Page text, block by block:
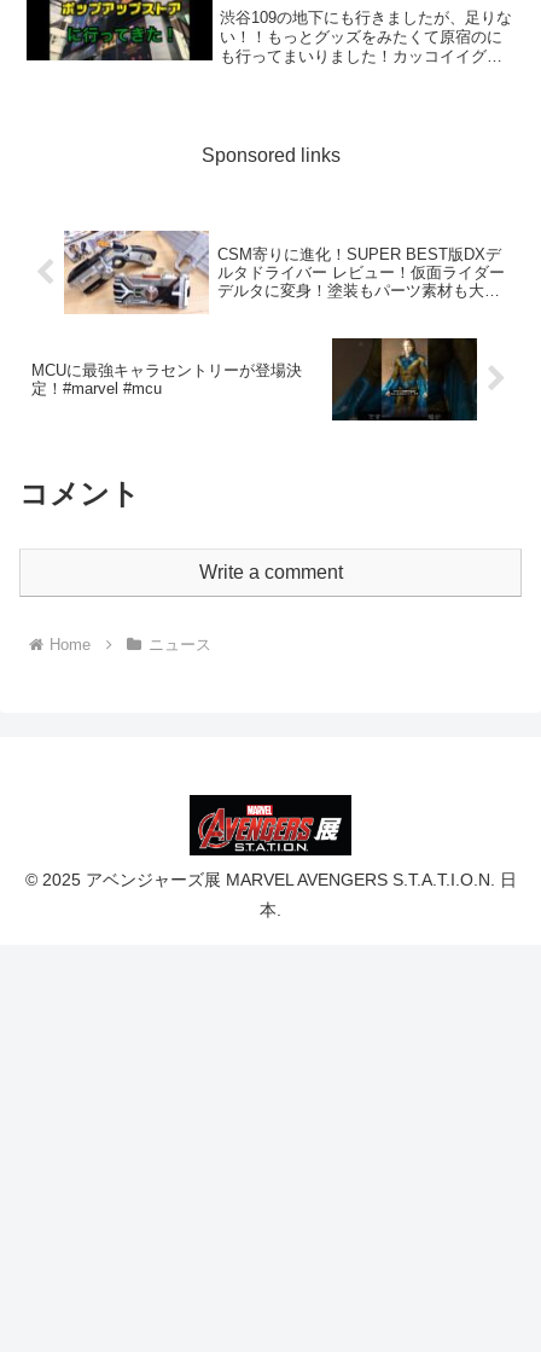
渋谷109の地下にも行きましたが、足りな
い！！もっとグッズをみたくて原宿のに
も行ってまいりました！カッコイイグッ
Sponsored links
CSM寄りに進化！SUPER BEST版DXデ
ルタドライバー レビュー！仮面ライダー
デルタに変身！塗装もパーツ素材も大幅
MCUに最強キャラセントリーが登場決
定！#marvel #mcu
コメント
Write a comment
Home ニュース
© 2025 アベンジャーズ展 MARVEL AVENGERS S.T.A.T.I.O.N. 日
本.